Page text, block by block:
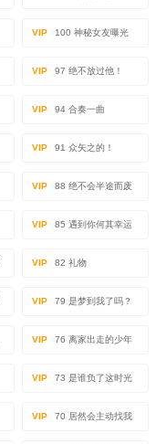
VIP 100 神秘女友曝光
VIP 97 绝不放过他！
VIP 94 合奏一曲
VIP 91 众矢之的！
VIP 88 绝不会半途而废
VIP 85 遇到你何其幸运
VIP 82 礼物
VIP 79 是梦到我了吗？
VIP 76 离家出走的少年
VIP 73 是谁负了这时光
VIP 70 居然会主动找我